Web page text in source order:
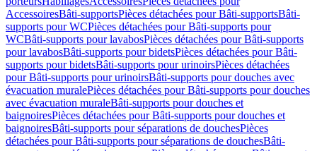
AccessoiresBâti-supportsPièces détachées pour Bâti-supportsBâti-
supports pour WCPièces détachées pour Bâti-supports pour
WCBâti-supports pour lavabosPièces détachées pour Bâti-supports
pour lavabosBâti-supports pour bidetsPièces détachées pour Bâti-
supports pour bidetsBâti-supports pour urinoirsPièces détachées
pour Bâti-supports pour urinoirsBâti-supports pour douches avec
évacuation muralePièces détachées pour Bâti-supports pour douches
avec évacuation muraleBâti-supports pour douches et
baignoiresPièces détachées pour Bâti-supports pour douches et
baignoiresBâti-supports pour séparations de douchesPièces
détachées pour Bâti-supports pour séparations de douchesBâti-